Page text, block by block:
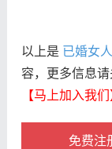
以上是 已婚女
容，更多信息请
【马上加入我们
免费注